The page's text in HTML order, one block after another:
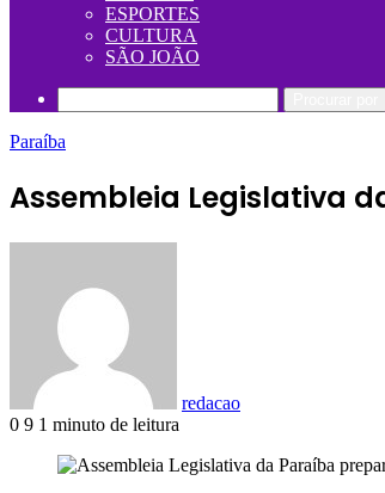
ESPORTES
CULTURA
SÃO JOÃO
Paraíba
Assembleia Legislativa
redacao
0 9 1 minuto de leitura